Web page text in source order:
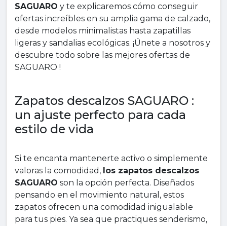
SAGUARO y te explicaremos cómo conseguir
ofertas increíbles en su amplia gama de calzado,
desde modelos minimalistas hasta zapatillas
ligeras y sandalias ecológicas. ¡Únete a nosotros y
descubre todo sobre las mejores ofertas de
SAGUARO !
Zapatos descalzos SAGUARO :
un ajuste perfecto para cada
estilo de vida
Si te encanta mantenerte activo o simplemente
valoras la comodidad, los zapatos descalzos
SAGUARO son la opción perfecta. Diseñados
pensando en el movimiento natural, estos
zapatos ofrecen una comodidad inigualable
para tus pies. Ya sea que practiques senderismo,